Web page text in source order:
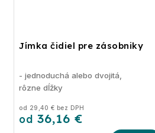
Jímka čidiel pre zásobniky
od 29,40 € bez DPH
od 36,16 €
- jednoduchá alebo dvojitá,
rôzne dĺžky